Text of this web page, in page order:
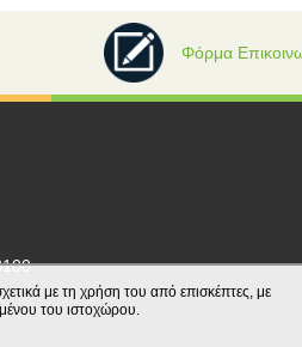
Φόρμα
με τη χρήση του από επισκέπτες, με
του ιστοχώρου.